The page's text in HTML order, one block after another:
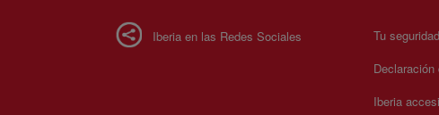
Iberia en las Redes Sociales
Tu
Iberia